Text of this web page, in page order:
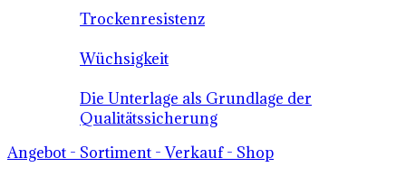
Trockenresistenz
Wüchsigkeit
Die Unterlage als Grundlage der
Qualitätssicherung
Angebot - Sortiment - Verkauf - Shop